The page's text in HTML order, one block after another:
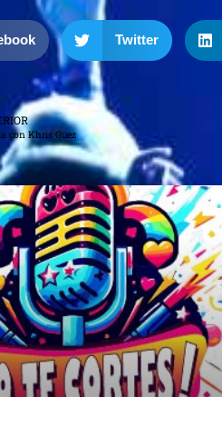
Twitter
con Khris Guez